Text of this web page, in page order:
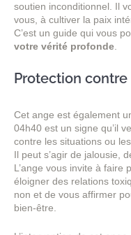
soutien inconditionnel. Il
vous, à cultiver la paix
C’est un guide qui vous
votre vérité profonde.
Protection
Cet ange est également
04h40 est un signe qu’il
contre les situations ou
Il peut s’agir de jalousie,
L’ange vous invite à faire
éloigner des relations
non et de vous affirmer
bien-être.